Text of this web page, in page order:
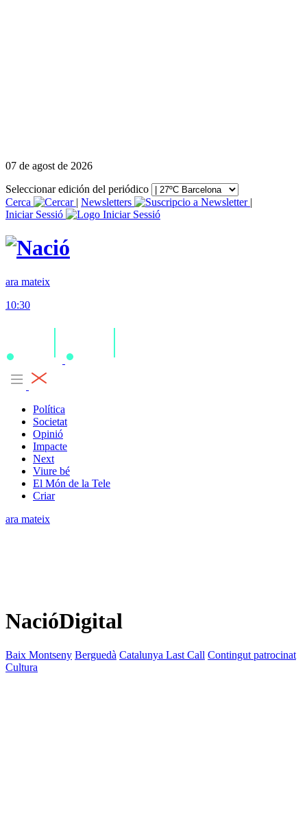
07 de agost de 2026
Seleccionar edición del periódico
Cerca
| Newsletters
|
Iniciar Sessió
ara mateix
10:30
Política
Societat
Opinió
Impacte
Next
Viure bé
El Món de la Tele
Criar
ara mateix
NacióDigital
Baix Montseny Berguedà Catalunya Last Call Contingut patrocinat
Cultura